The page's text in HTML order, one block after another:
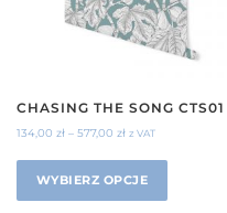
CHASING THE SONG CTS01
134,00 zł – 577,00 zł z VAT
WYBIERZ OPCJE